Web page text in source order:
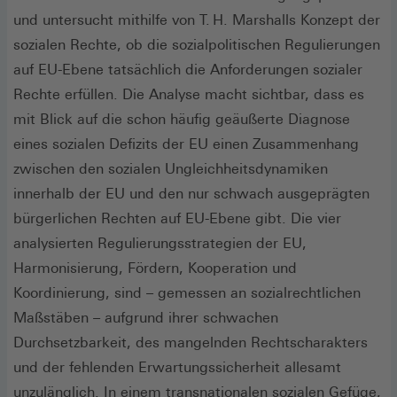
und untersucht mithilfe von T. H. Marshalls Konzept der
sozialen Rechte, ob die sozialpolitischen Regulierungen
auf EU-Ebene tatsächlich die Anforderungen sozialer
Rechte erfüllen. Die Analyse macht sichtbar, dass es
mit Blick auf die schon häufig geäußerte Diagnose
eines sozialen Defizits der EU einen Zusammenhang
zwischen den sozialen Ungleichheitsdynamiken
innerhalb der EU und den nur schwach ausgeprägten
bürgerlichen Rechten auf EU-Ebene gibt. Die vier
analysierten Regulierungsstrategien der EU,
Harmonisierung, Fördern, Kooperation und
Koordinierung, sind – gemessen an sozialrechtlichen
Maßstäben – aufgrund ihrer schwachen
Durchsetzbarkeit, des mangelnden Rechtscharakters
und der fehlenden Erwartungssicherheit allesamt
unzulänglich. In einem transnationalen sozialen Gefüge,